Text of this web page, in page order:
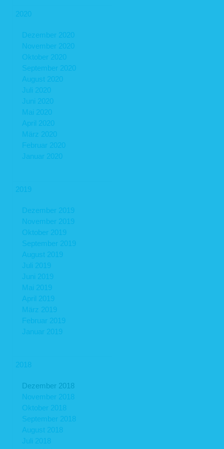
2020
Dezember 2020
November 2020
Oktober 2020
September 2020
August 2020
Juli 2020
Juni 2020
Mai 2020
April 2020
März 2020
Februar 2020
Januar 2020
2019
Dezember 2019
November 2019
Oktober 2019
September 2019
August 2019
Juli 2019
Juni 2019
Mai 2019
April 2019
März 2019
Februar 2019
Januar 2019
2018
Dezember 2018
November 2018
Oktober 2018
September 2018
August 2018
Juli 2018